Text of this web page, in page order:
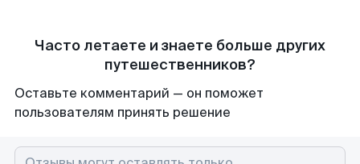
Часто летаете и знаете больше других
путешественников?
Оставьте комментарий — он поможет
пользователям принять решение